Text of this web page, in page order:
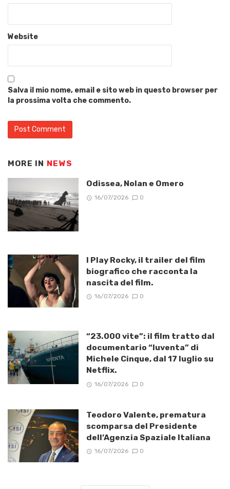
Website
Salva il mio nome, email e sito web in questo browser per
la prossima volta che commento.
MORE IN NEWS
Odissea, Nolan e Omero
16/07/2026 0
I Play Rocky, il trailer del film
biografico che racconta la
nascita del film.
16/07/2026 0
“23.000 vite”: il film tratto dal
documentario “Iuventa” di
Michele Cinque, dal 17 luglio su
Netflix.
16/07/2026 0
Teodoro Valente, prematura
scomparsa del Presidente
dell’Agenzia Spaziale Italiana
16/07/2026 0